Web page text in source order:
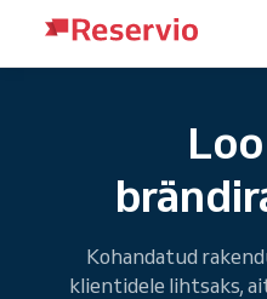
Kohandatud
klientidele lihtsaks,